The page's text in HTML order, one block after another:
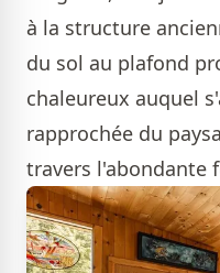
à la structure
du sol au plafond
chaleureux auquel
rapprochée du
travers l'abondante